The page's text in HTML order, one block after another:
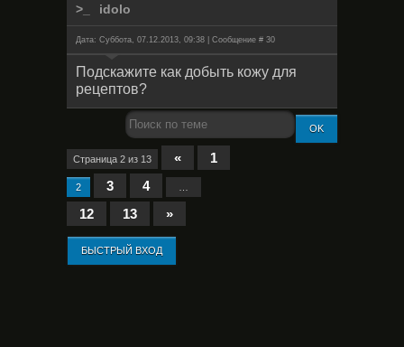
idolo
Дата: Суббота, 07.12.2013, 09:38 | Сообщение # 30
Подскажите как добыть кожу для
рецептов?
Страница 2 из 13 « 1
2 3 4
12 13 »